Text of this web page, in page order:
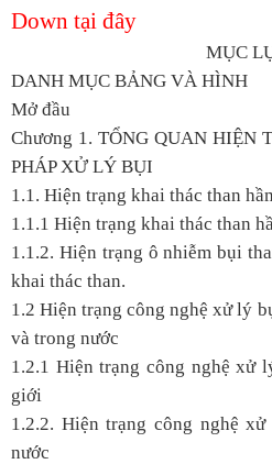
Down tại đây
MỤC
DANH MỤC BẢNG VÀ HÌNH
Mở đầu
Chương 1. TỔNG QUAN HIỆN
PHÁP XỬ LÝ BỤI
1.1. Hiện trạng khai thác than
1.1.1 Hiện trạng khai thác than
1.1.2. Hiện trạng ô nhiễm bụi
khai thác than.
1.2 Hiện trạng công nghệ xử lý
và trong nước
1.2.1 Hiện trạng công nghệ xử
giới
1.2.2. Hiện trạng công nghệ
nước